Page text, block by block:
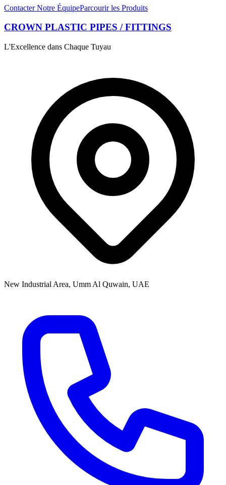
Contacter Notre ÉquipeParcourir les Produits
CROWN PLASTIC PIPES / FITTINGS
L'Excellence dans Chaque Tuyau
New Industrial Area, Umm Al Quwain, UAE